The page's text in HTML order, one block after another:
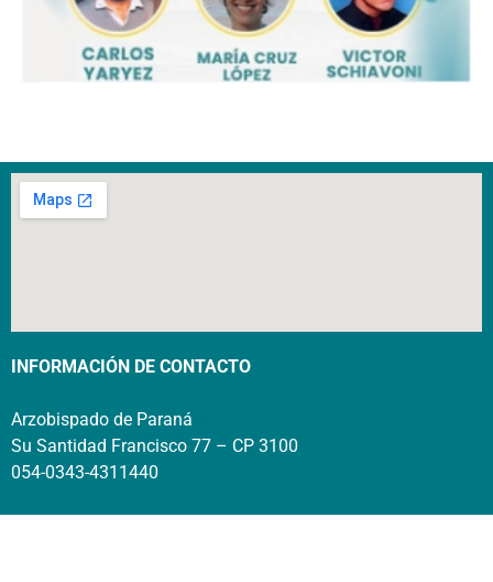
INFORMACIÓN DE CONTACTO
Arzobispado de Paraná
Su Santidad Francisco 77 – CP 3100
054-0343-4311440